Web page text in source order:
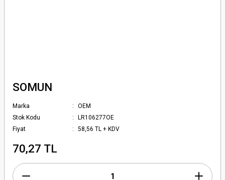
SOMUN
Marka
OEM
Stok Kodu
LR106277OE
Fiyat
58,56 TL + KDV
70,27 TL